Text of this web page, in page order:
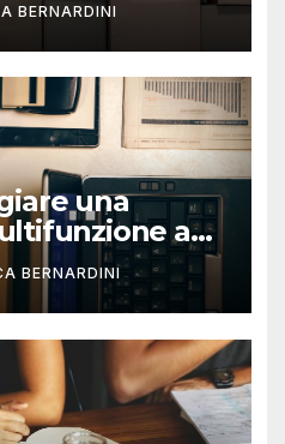
BERNARDINI
una
a
BERNARDINI